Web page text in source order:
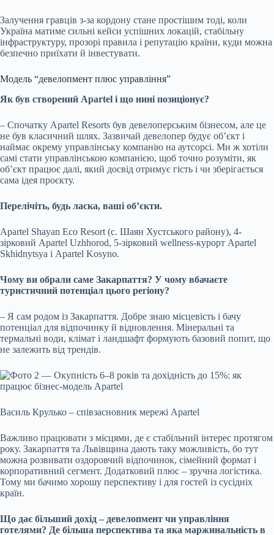
Залучення гравців з-за кордону стане простішим тоді, коли
Україна матиме сильні кейси успішних локацій, стабільну
інфраструктуру, прозорі правила і репутацію країни, куди можна
безпечно приїхати й інвестувати.
Модель “девелопмент плюс управління”
Як був створений Apartel і що нині позиціонує?
– Спочатку Apartel Resorts був девелоперським бізнесом, але це
не був класичний шлях. Зазвичай девелопер будує об’єкт і
наймає окрему управлінську компанію на аутсорсі. Ми ж хотіли
самі стати управлінською компанією, щоб точно розуміти, як
об’єкт працює далі, який досвід отримує гість і чи зберігається
сама ідея проєкту.
Перелічіть, будь ласка, ваші об’єкти.
Apartel Shayan Eco Resort (с. Шаян Хустського району), 4-
зірковий Apartel Uzhhorod, 5-зірковий wellness-курорт Apartel
Skhidnytsya і Apartel Kosyno.
Чому ви обрали саме Закарпаття? У чому вбачаєте
туристичний потенціал цього регіону?
– Я сам родом із Закарпаття. Добре знаю місцевість і бачу
потенціал для відпочинку й відновлення. Мінеральні та
термальні води, клімат і ландшафт формують базовий попит, що
не залежить від трендів.
Василь Крулько – співзасновник мережі Apartel
Важливо працювати з місцями, де є стабільний інтерес протягом
року. Закарпаття та Львівщина дають таку можливість, бо тут
можна розвивати оздоровчий відпочинок, сімейний формат і
корпоративний сегмент. Додатковий плюс – зручна логістика.
Тому ми бачимо хорошу перспективу і для гостей із сусідніх
країн.
Що дає більший дохід – девелопмент чи управління
готелями? Де більша перспектива та яка маржинальність в